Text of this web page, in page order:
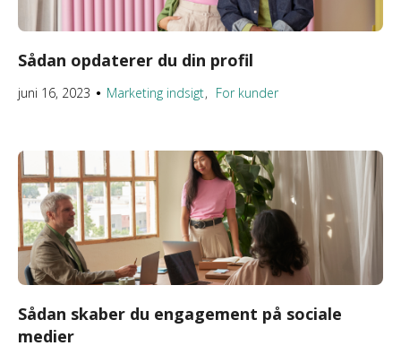
Sådan opdaterer du din profil
juni 16, 2023 ● Marketing indsigt For kunder
Sådan skaber du engagement på sociale
medier